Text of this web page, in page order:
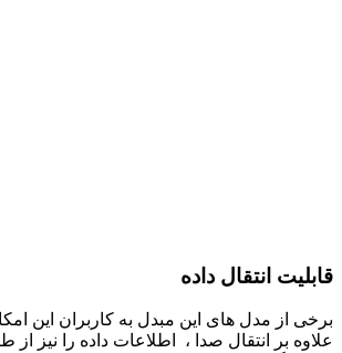
قابلیت انتقال داده
برخی از مدل‌ های این مبدل به کاربران این
علاوه بر انتقال صدا ، اطلاعات داده را نیز